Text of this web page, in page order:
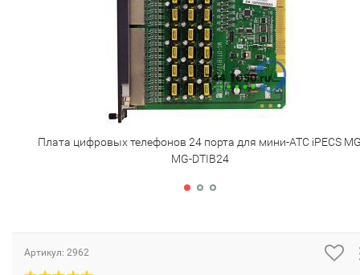
Плата цифровых телефонов 24 порта для мини-АТС iPECS
MG-DTIB24
Артикул: 2962